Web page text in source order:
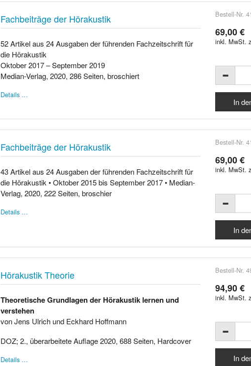
Fachbeiträge der Hörakustik
52 Artikel aus 24 Ausgaben der führenden Fachzeitschrift für
die Hörakustik
Oktober 2017 – September 2019
Median-Verlag, 2020, 286 Seiten, broschiert
Details …
Bestell-Nr.
69,00 €
inkl. MwSt.
Fachbeiträge der Hörakustik
43 Artikel aus 24 Ausgaben der führenden Fachzeitschrift für
die Hörakustik • Oktober 2015 bis September 2017 • Median-
Verlag, 2020, 222 Seiten, broschier
Details …
Bestell-Nr.
69,00 €
inkl. MwSt.
Hörakustik Theorie
Theoretische Grundlagen der Hörakustik lernen und
verstehen
von Jens Ulrich und Eckhard Hoffmann
DOZ; 2., überarbeitete Auflage 2020, 688 Seiten, Hardcover
Details …
Bestell-Nr.
94,90 €
inkl. MwSt.